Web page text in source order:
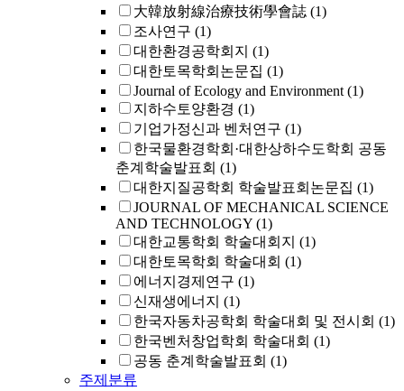
大韓放射線治療技術學會誌 (1)
조사연구 (1)
대한환경공학회지 (1)
대한토목학회논문집 (1)
Journal of Ecology and Environment (1)
지하수토양환경 (1)
기업가정신과 벤처연구 (1)
한국물환경학회·대한상하수도학회 공동
춘계학술발표회 (1)
대한지질공학회 학술발표회논문집 (1)
JOURNAL OF MECHANICAL SCIENCE
AND TECHNOLOGY (1)
대한교통학회 학술대회지 (1)
대한토목학회 학술대회 (1)
에너지경제연구 (1)
신재생에너지 (1)
한국자동차공학회 학술대회 및 전시회 (1)
한국벤처창업학회 학술대회 (1)
공동 춘계학술발표회 (1)
주제분류